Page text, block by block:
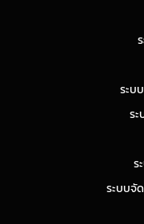
ระบ
ร
ร
ระบบจั